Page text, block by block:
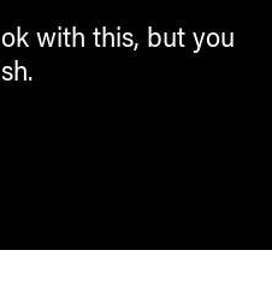
with this, but you